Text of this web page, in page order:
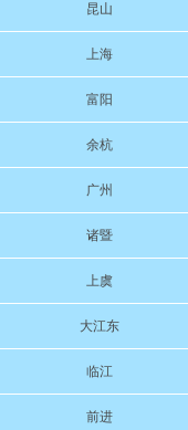
昆山
上海
富阳
余杭
广州
诸暨
上虞
大江东
临江
前进